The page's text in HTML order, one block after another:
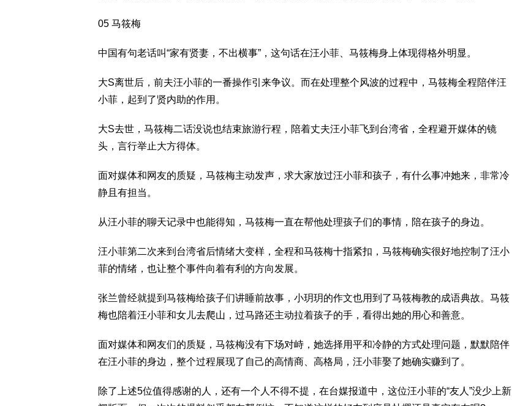
05 马筱梅
中国有句老话叫“家有贤妻，不出横事”，这句话在汪小菲、马筱梅身上体现得格外明显。
大S离世后，前夫汪小菲的一番操作引来争议。而在处理整个风波的过程中，马筱梅全程陪伴汪
小菲，起到了贤内助的作用。
大S去世，马筱梅二话没说也结束旅游行程，陪着丈夫汪小菲飞到台湾省，全程避开媒体的镜
头，言行举止大方得体。
面对媒体和网友的质疑，马筱梅主动发声，求大家放过汪小菲和孩子，有什么事冲她来，非常冷
静且有担当。
从汪小菲的聊天记录中也能得知，马筱梅一直在帮他处理孩子们的事情，陪在孩子的身边。
汪小菲第二次来到台湾省后情绪大变样，全程和马筱梅十指紧扣，马筱梅确实很好地控制了汪小
菲的情绪，也让整个事件向着有利的方向发展。
张兰曾经就提到马筱梅给孩子们讲睡前故事，小玥玥的作文也用到了马筱梅教的成语典故。马筱
梅也陪着汪小菲和女儿去爬山，过马路还主动拉着孩子的手，看得出她的用心和善意。
面对媒体和网友们的质疑，马筱梅没有下场对峙，她选择用平和冷静的方式处理问题，默默陪伴
在汪小菲的身边，整个过程展现了自己的高情商、高格局，汪小菲娶了她确实赚到了。
除了上述5位值得感谢的人，还有一个人不得不提，在台媒报道中，这位汪小菲的“友人”没少上新